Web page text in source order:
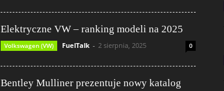
Elektryczne VW – ranking modeli na 2025
Volkswagen (VW) FuelTalk - 2 sierpnia, 2025 0
Bentley Mulliner prezentuje nowy katalog